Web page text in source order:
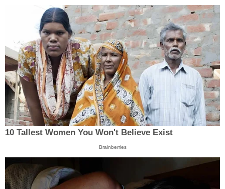
10 Tallest Women You Won't Believe Exist
Brainberries